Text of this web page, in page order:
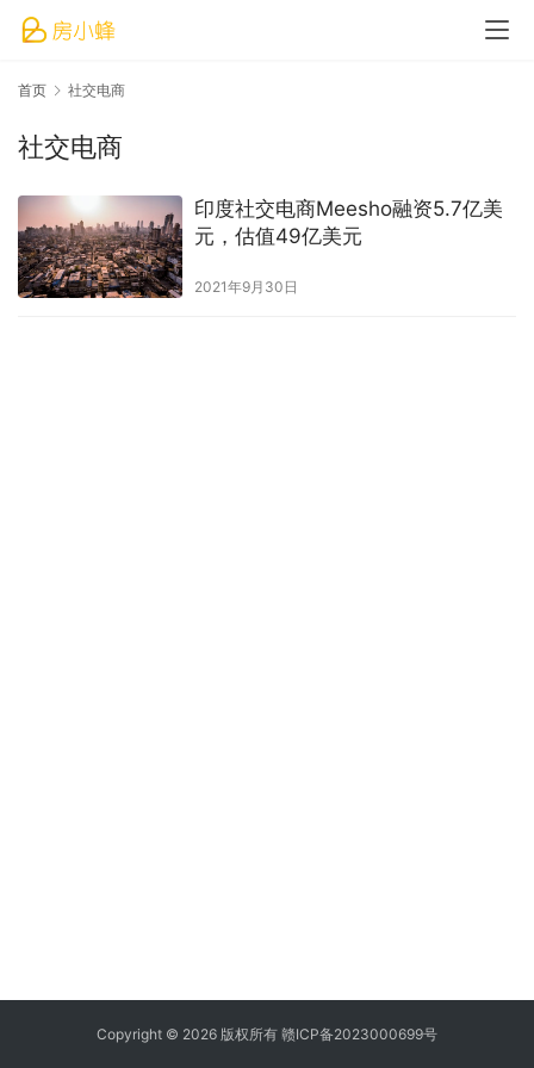
首页 社交电商
社交电商
印度社交电商Meesho融资5.7亿美
元，估值49亿美元
2021年9月30日
Copyright © 2026 版权所有 赣ICP备2023000699号